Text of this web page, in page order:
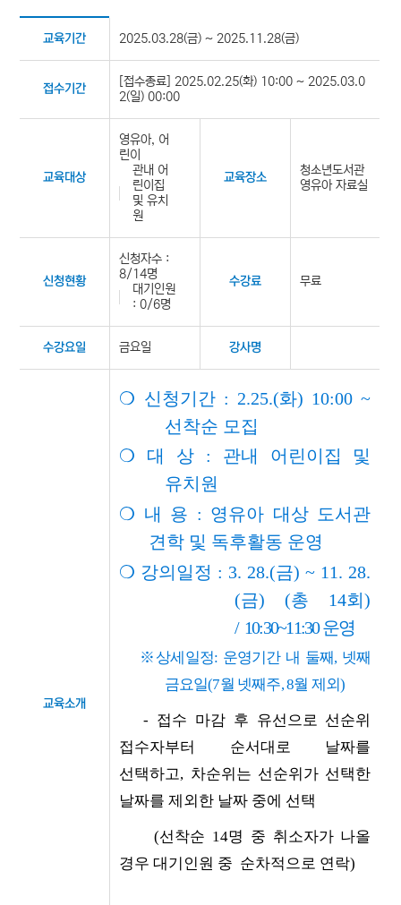
교육기간 2025.03.28(금) ~ 2025.11.28(금)
접수기간
[접수종료] 2025.02.25(화) 10:00 ~ 2025.03.0
2(일) 00:00
교육대상
영유아, 어
린이
관내 어
린이집
및 유치
원
교육장소
청소년도서관
영유아 자료실
신청현황
신청자수 :
8/14명
대기인원
: 0/6명
수강료 무료
수강요일 금요일 강사명
교육소개
❍ 신청기간 : 2.25.(화) 10:00 ~
선착순 모집
❍ 대 상 : 관내 어린이집 및
유치원
❍ 내 용 : 영유아 대상 도서관
견학 및 독후활동 운영
❍ 강의일정 : 3. 28.(금) ~ 11. 28.
(금) (총 14회)
/ 10:30~11:30운영
※ 상세일정: 운영기간 내 둘째, 넷째
금요일(7월 넷째주, 8월 제외)
- 접수 마감 후 유선으로 선순위
접수자부터 순서대로 날짜를
선택하고, 차순위는 선순위가 선택한
날짜를 제외한 날짜 중에 선택
(선착순 14명 중 취소자가 나올
경우 대기인원 중 순차적으로 연락)